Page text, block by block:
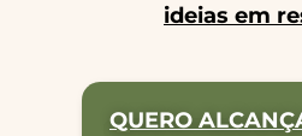
ideias em
QUERO